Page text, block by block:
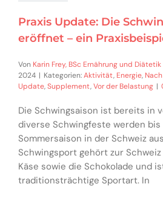
Praxis Update: Die
eröffnet – ein
Von Karin Frey, BSc Ernährung und Diätetik
2024 | Kategorien:Aktivität, Energie,
Update,Supplement,Vor der Belastung |
Die Schwingsaison ist bereits in
diverse Schwingfeste werden bis
Sommersaison in der Schweiz
Schwingsport gehört zur
Käse sowie die Schokolade und
traditionsträchtige Sportart. In